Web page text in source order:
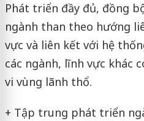
Phát triển đầy đủ, đồng
ngành than theo hướng
vực và liên kết với hệ
các ngành, lĩnh vực khác
vi vùng lãnh thổ.
+ Tập trung phát triển